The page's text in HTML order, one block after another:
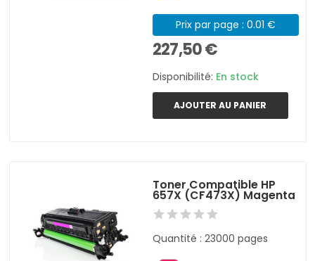
Prix par page : 0.01 €
227,50 €
Disponibilité: En stock
AJOUTER AU PANIER
Toner Compatible HP
657X (CF473X) Magenta
Quantité : 23000 pages